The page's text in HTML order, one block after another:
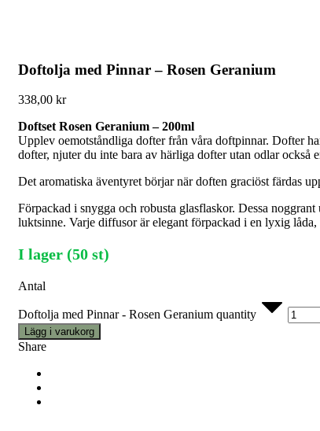
Doftolja med Pinnar – Rosen Geranium
338,00 kr
Doftset Rosen Geranium – 200ml
Upplev oemotståndliga dofter från våra doftpinnar. Dofter
dofter, njuter du inte bara av härliga dofter utan odlar
Det aromatiska äventyret börjar när doften graciöst färdas
Förpackad i snygga och robusta glasflaskor. Dessa
luktsinne. Varje diffusor är elegant förpackad i en lyxig
I lager (50 st)
Antal
Doftolja med Pinnar - Rosen Geranium quantity
Lägg i varukorg
Share